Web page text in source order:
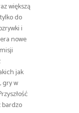
większą
do
i
nowe
jak
gry w
bardzo